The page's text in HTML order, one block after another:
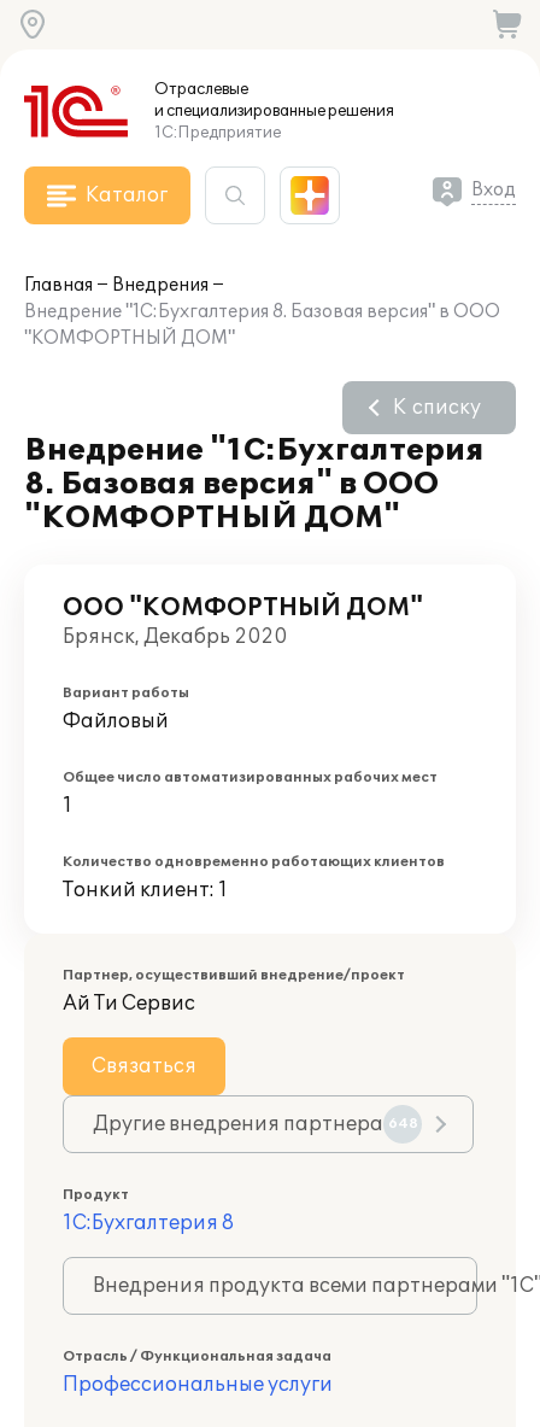
Отраслевые
и специализированныерешения
1С:Предприятие
Каталог Вход
Главная
Внедрения
Внедрение "1С:Бухгалтерия 8. Базовая версия" в ООО
"КОМФОРТНЫЙ ДОМ"
Внедрение "1С:Бухгалтерия
8. Базовая версия" в ООО
"КОМФОРТНЫЙ ДОМ"
К списку
ООО "КОМФОРТНЫЙ ДОМ"
Брянск, Декабрь 2020
Вариант работы
Файловый
Общее число автоматизированных рабочих мест
1
Количество одновременно работающих клиентов
Тонкий клиент: 1
Партнер, осуществивший внедрение/проект
Ай Ти Сервис
Связаться
Другие внедрения партнера 648
Продукт
1С:Бухгалтерия 8
Внедрения продукта всеми партнерами
Отрасль / Функциональная задача
Профессиональные услуги